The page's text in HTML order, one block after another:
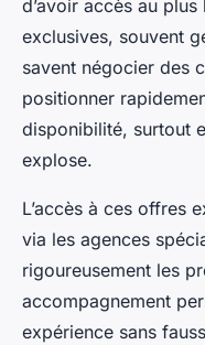
d’avoir accès au
exclusives, souvent
savent négocier des
positionner
disponibilité, surtout
explose.
L’accès à ces offres
via les agences
rigoureusement les
accompagnement
expérience sans